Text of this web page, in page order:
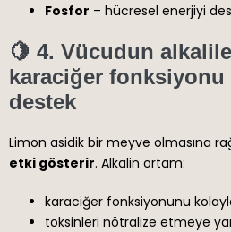
Fosfor – hücresel enerjiyi
🍋 4. Vücudun
karaciğer
destek
Limon asidik bir meyve olmasına
etki gösterir. Alkalin ortam:
karaciğer fonksiyonunu
toksinleri nötralize etmeye